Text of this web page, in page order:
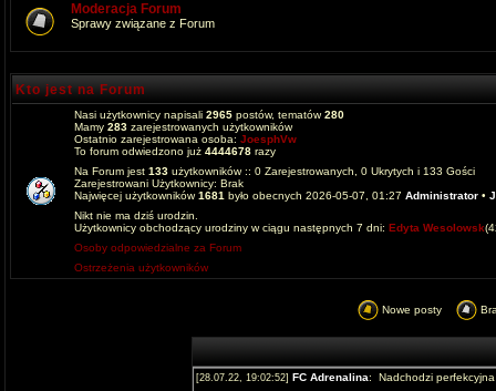
Moderacja Forum
Sprawy związane z Forum
Kto jest na Forum
Nasi użytkownicy napisali 2965 postów, tematów280
Mamy 283 zarejestrowanych użytkowników
Ostatnio zarejestrowana osoba: JoesphVw
To forum odwiedzono już 4444678 razy
Na Forum jest 133 użytkowników :: 0 Zarejestrowanych, 0 Ukrytych i 133 Gości
Zarejestrowani Użytkownicy: Brak
Najwięcej użytkowników1681 było obecnych 2026-05-07, 01:27 Administrator •
Nikt nie ma dziś urodzin.
Użytkownicy obchodzący urodziny w ciągu następnych 7 dni: Edyta Wesolowsk
Osoby odpowiedzialne za Forum
Ostrzeżenia użytkowników
Nowe posty